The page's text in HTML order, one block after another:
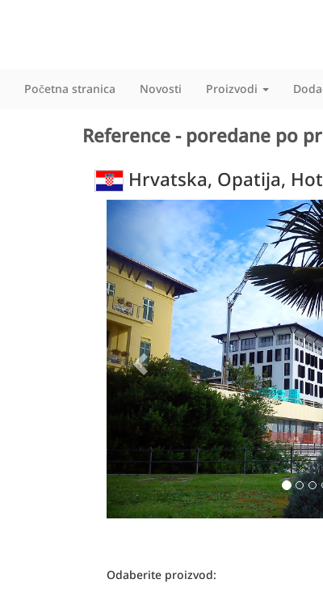
Početna stranica Novosti Proizvodi
Reference - poredane po
Hrvatska, Opatija,
Previous
Odaberite proizvod: